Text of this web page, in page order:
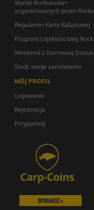
Wyniki Konkursów+
organizowanych przez
Regulamin Karty Rabatowej
Program Lojalnościowy
Weekend z Darmową
Śledź swoje zamówienia
MÓJ PROFIL
Logowanie
Rejestracja
Przypomnij
SPRAWDŹ »